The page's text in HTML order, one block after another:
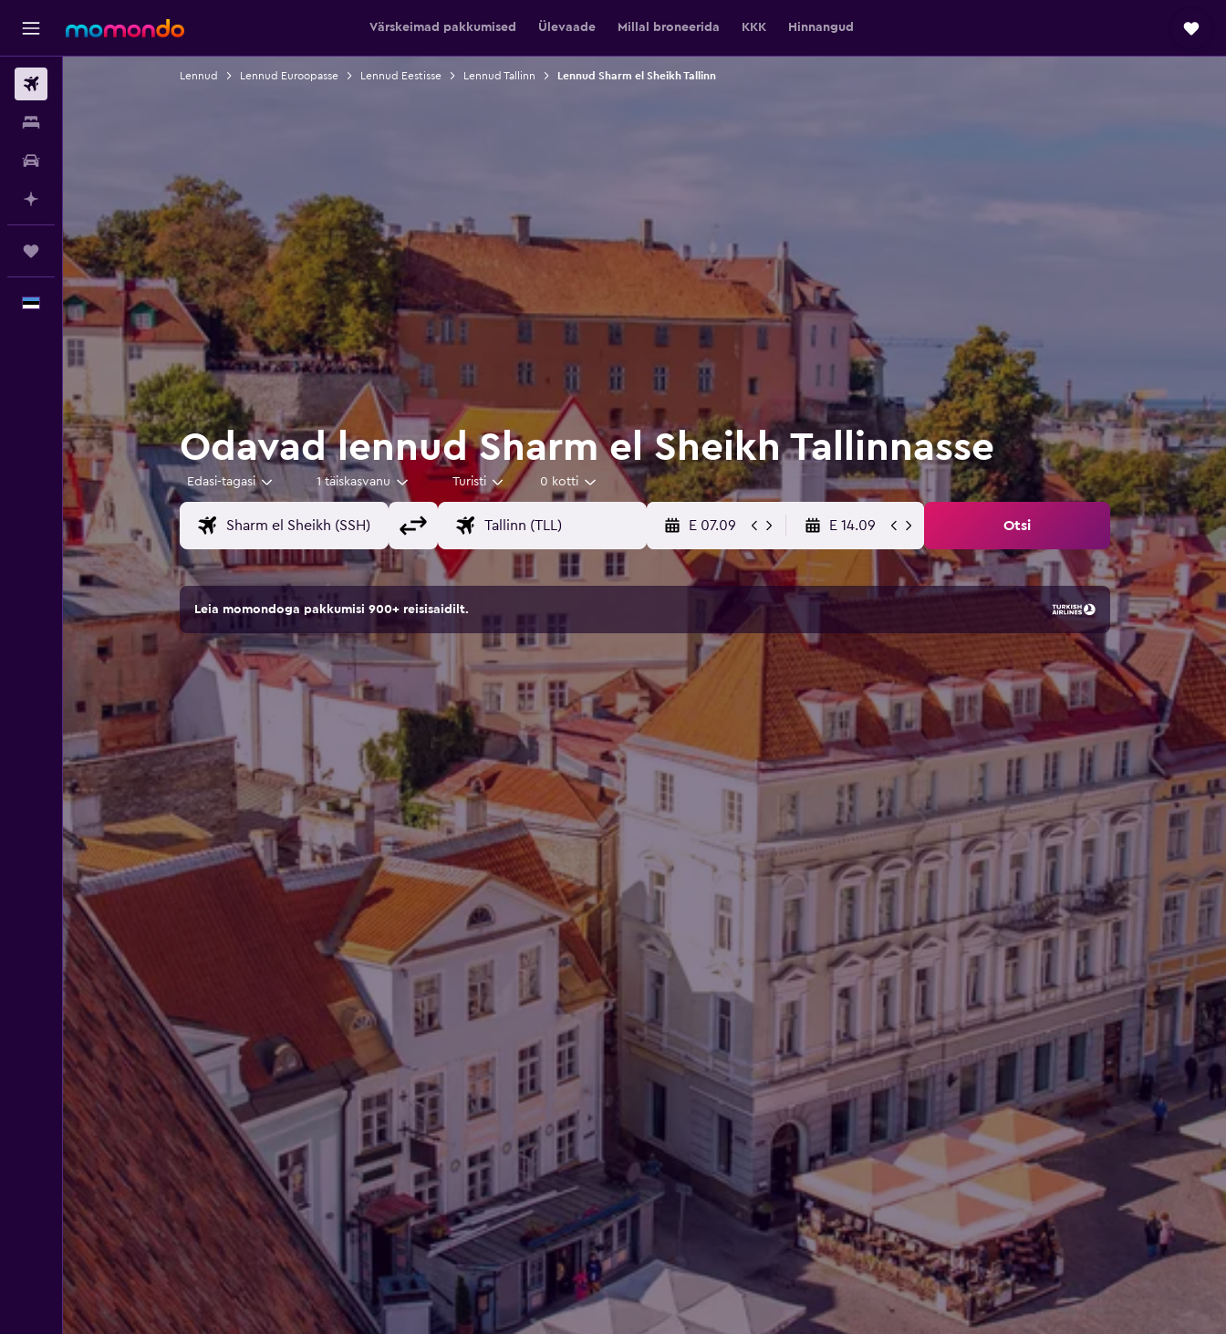
Värskeimad pakkumised Ülevaade Millal broneerida KKK Hinnangud
Reisid
Eesti
Lennud Lennud Euroopasse Lennud Eestisse Lennud Tallinn Lennud Sharm el Sheikh Tallinn
Odavad lennud Sharm el Sheikh Tallinnasse
Edasi-tagasi 1 täiskasvanu Turisti 0 kotti
E 07.09 E 14.09 Otsi
Leia momondoga pakkumisi 900+ reisisaidilt.